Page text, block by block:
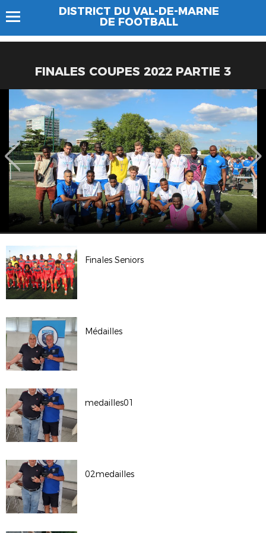
DISTRICT DU VAL-DE-MARNE
DE FOOTBALL
FINALES COUPES 2022 PARTIE 3
Finales Seniors
Médailles
medailles01
02medailles